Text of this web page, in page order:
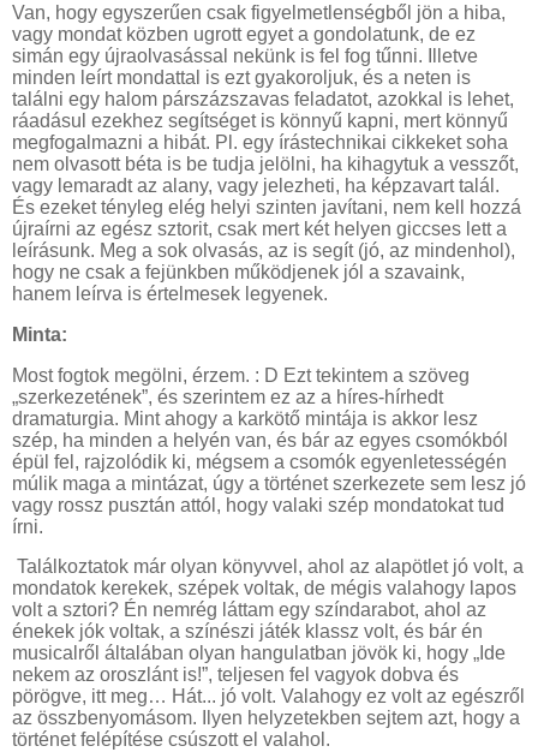
Van, hogy egyszerűen csak figyelmetlenségből jön a hiba,
vagy mondat közben ugrott egyet a gondolatunk, de ez
simán egy újraolvasással nekünk is fel fog tűnni. Illetve
minden leírt mondattal is ezt gyakoroljuk, és a neten is
találni egy halom párszázszavas feladatot, azokkal is lehet,
ráadásul ezekhez segítséget is könnyű kapni, mert könnyű
megfogalmazni a hibát. Pl. egy írástechnikai cikkeket soha
nem olvasott béta is be tudja jelölni, ha kihagytuk a vesszőt,
vagy lemaradt az alany, vagy jelezheti, ha képzavart talál.
És ezeket tényleg elég helyi szinten javítani, nem kell hozzá
újraírni az egész sztorit, csak mert két helyen giccses lett a
leírásunk. Meg a sok olvasás, az is segít (jó, az mindenhol),
hogy ne csak a fejünkben működjenek jól a szavaink,
hanem leírva is értelmesek legyenek.
Minta:
Most fogtok megölni, érzem. : D Ezt tekintem a szöveg
„szerkezetének”, és szerintem ez az a híres-hírhedt
dramaturgia. Mint ahogy a karkötő mintája is akkor lesz
szép, ha minden a helyén van, és bár az egyes csomókból
épül fel, rajzolódik ki, mégsem a csomók egyenletességén
múlik maga a mintázat, úgy a történet szerkezete sem lesz jó
vagy rossz pusztán attól, hogy valaki szép mondatokat tud
írni.
Találkoztatok már olyan könyvvel, ahol az alapötlet jó volt, a
mondatok kerekek, szépek voltak, de mégis valahogy lapos
volt a sztori? Én nemrég láttam egy színdarabot, ahol az
énekek jók voltak, a színészi játék klassz volt, és bár én
musicalről általában olyan hangulatban jövök ki, hogy „Ide
nekem az oroszlánt is!”, teljesen fel vagyok dobva és
pörögve, itt meg… Hát... jó volt. Valahogy ez volt az egészről
az összbenyomásom. Ilyen helyzetekben sejtem azt, hogy a
történet felépítése csúszott el valahol.